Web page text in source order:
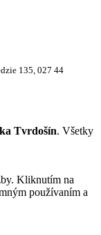
135, 027 44
Tvrdošín. Všetky
Kliknutím na
používaním a